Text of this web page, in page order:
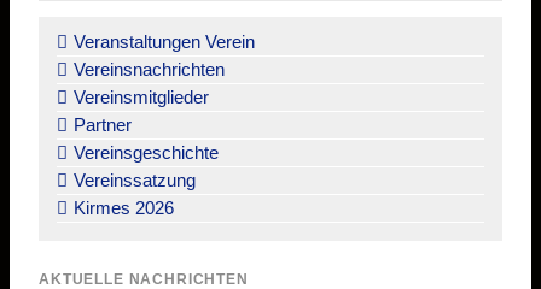
überspringen
Veranstaltungen Verein
Vereinsnachrichten
Vereinsmitglieder
Partner
Vereinsgeschichte
Vereinssatzung
Kirmes 2026
AKTUELLE NACHRICHTEN